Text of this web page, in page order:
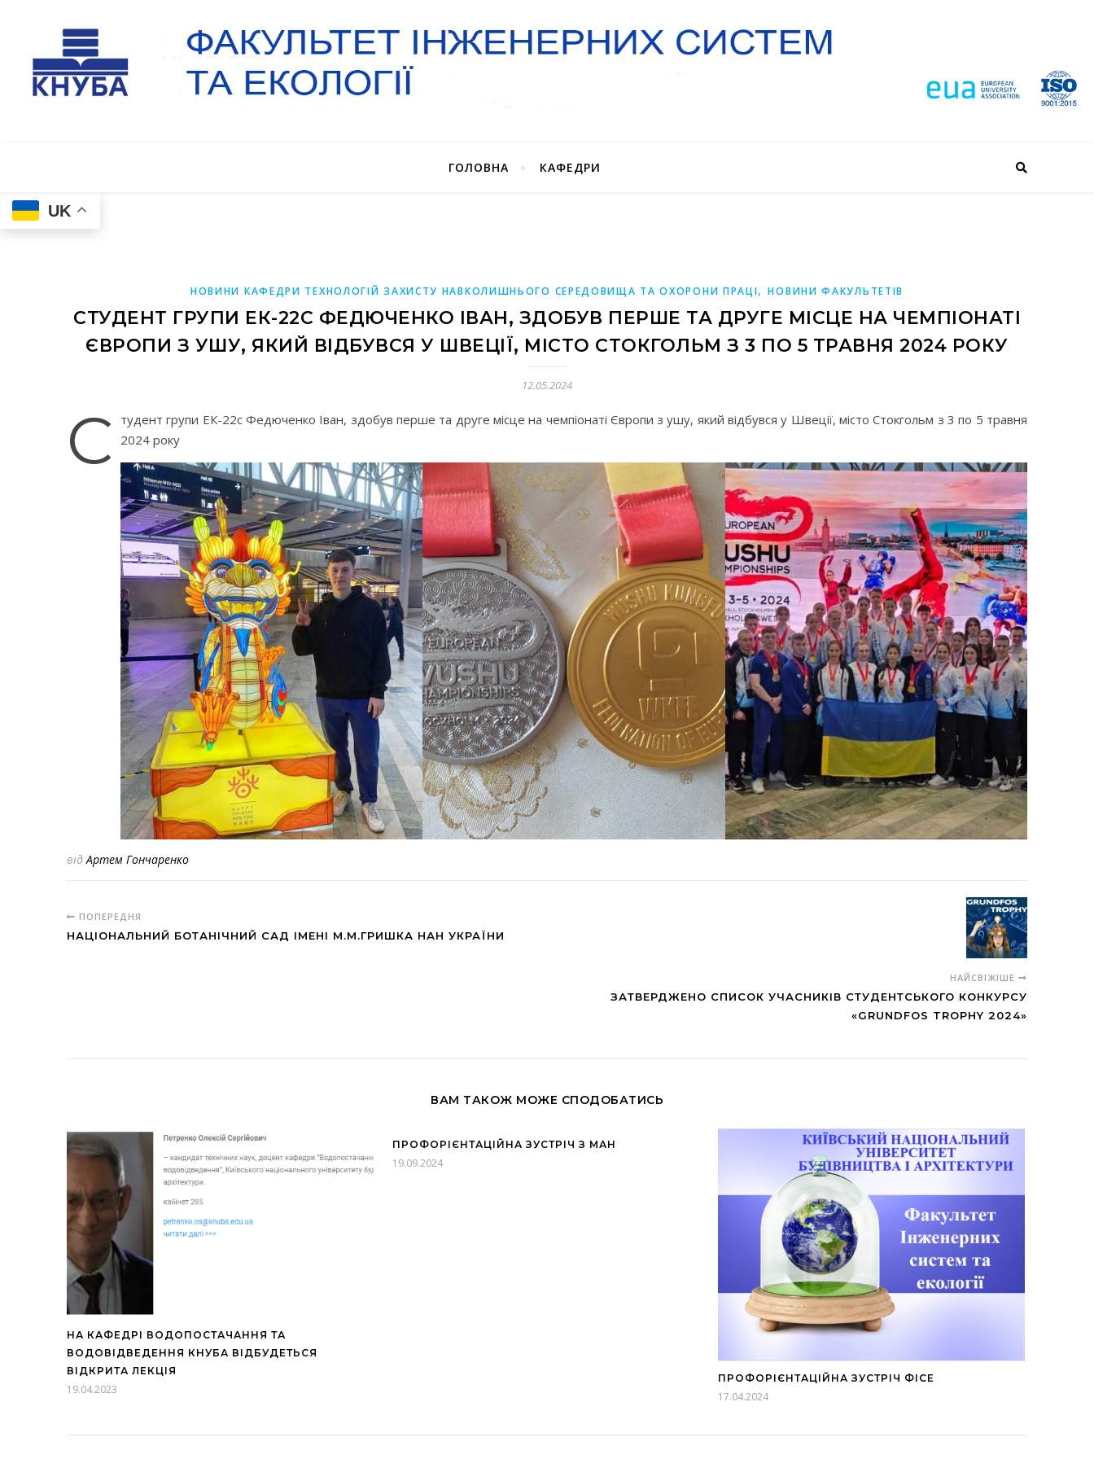
ГОЛОВНА КАФЕДРИ
UK
НОВИНИ КАФЕДРИ ТЕХНОЛОГІЙ ЗАХИСТУ НАВКОЛИШНЬОГО СЕРЕДОВИЩА ТА ОХОРОНИ ПРАЦІ,НОВИНИ ФАКУЛЬТЕТІВ
СТУДЕНТ ГРУПИ ЕК-22С ФЕДЮЧЕНКО ІВАН, ЗДОБУВ ПЕРШЕ ТА ДРУГЕ МІСЦЕ НА ЧЕМПІОНАТІ
ЄВРОПИ З УШУ, ЯКИЙ ВІДБУВСЯ У ШВЕЦІЇ, МІСТО СТОКГОЛЬМ З 3 ПО 5 ТРАВНЯ 2024 РОКУ
12.05.2024
С
тудент групи ЕК-22с Федюченко Іван, здобув перше та друге місце на чемпіонаті Європи з ушу, який відбувся у Швеції, місто Стокгольм з 3 по 5 травня
2024 року
відАртем Гончаренко
ПОПЕРЕДНЯ
НАЦІОНАЛЬНИЙ БОТАНІЧНИЙ САД ІМЕНІ М.М.ГРИШКА НАН УКРАЇНИ
НАЙСВІЖІШЕ
ЗАТВЕРДЖЕНО СПИСОК УЧАСНИКІВ СТУДЕНТСЬКОГО КОНКУРСУ
«GRUNDFOS TROPHY 2024»
ВАМ ТАКОЖ МОЖЕ СПОДОБАТИСЬ
НА КАФЕДРІ ВОДОПОСТАЧАННЯ ТА
ВОДОВІДВЕДЕННЯ КНУБА ВІДБУДЕТЬСЯ
ВІДКРИТА ЛЕКЦІЯ
19.04.2023
ПРОФОРІЄНТАЦІЙНА ЗУСТРІЧ З МАН
19.09.2024
ПРОФОРІЄНТАЦІЙНА ЗУСТРІЧ ФІСЕ
17.04.2024